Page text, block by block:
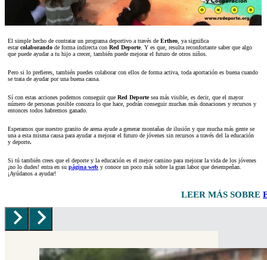
El simple hecho de contratar un programa deportivo a través de Ertheo , ya significa
estarcolaborando de forma indirecta con Red Deporte. Y es que, resulta reconfortante saber que algo
que puede ayudar a tu hijo a crecer, también puede mejorar el futuro de otros niños.
Pero si lo prefieres, también puedes colaborar con ellos de forma activa, toda aportación es buena cuando
se trata de ayudar por una buena causa.
Sí con estas acciones podemos conseguir que Red Deportesea más visible, es decir, que el mayor
número de personas posible conozca lo que hace, podrán conseguir muchas más donaciones y recursos y
entonces todos habremos ganado.
Esperamos que nuestro granito de arena ayude a generar montañas de ilusión y que mucha más gente se
una a esta misma causa para ayudar a mejorar el futuro de jóvenes sin recursos a través del la educación
y deporte.
Si tú también crees que el deporte y la educación es el mejor camino para mejorar la vida de los jóvenes
¡no lo dudes! entra en su página web y conoce un poco más sobre la gran labor que desempeñan.
¡Ayúdanos a ayudar!
LEER MÁS SOBRE